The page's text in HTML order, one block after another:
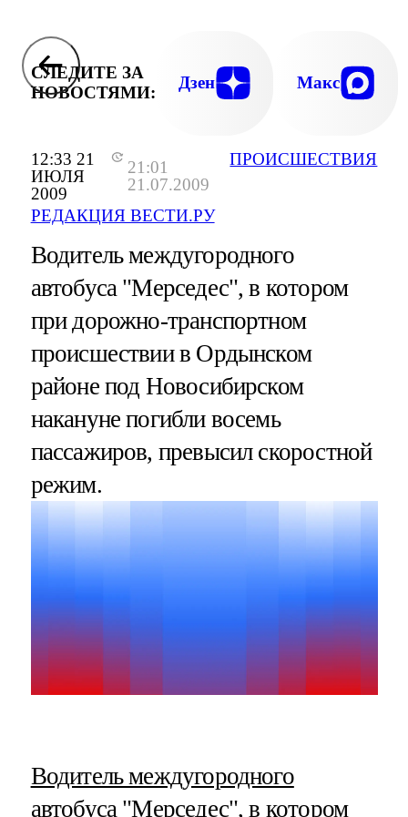
12:33 21
ИЮЛЯ
2009
21:01
21.07.2009
РЕДАКЦИЯ ВЕСТИ.РУ
ПРОИСШЕСТВИЯ
СЛЕДИТЕ ЗА
НОВОСТЯМИ:
Дзен Макс
Водитель междугородного
автобуса "Мерседес", в котором
при дорожно-транспортном
происшествии в Ордынском
районе под Новосибирском
накануне погибли восемь
пассажиров, превысил скоростной
режим.
Водитель междугородного
автобуса "Мерседес", в котором